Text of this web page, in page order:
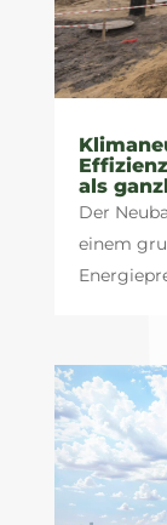
als
Der
einem